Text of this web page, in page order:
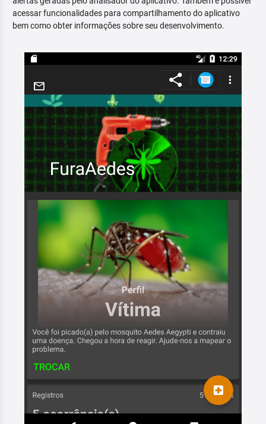
acessar funcionalidades para compartilhamento do aplicativo
bem como obter informações sobre seu desenvolvimento.